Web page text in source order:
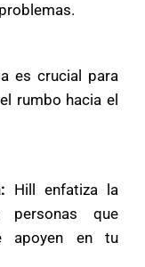
es crucial para
rumbo hacia el
Hill enfatiza la
personas que
apoyen en tu